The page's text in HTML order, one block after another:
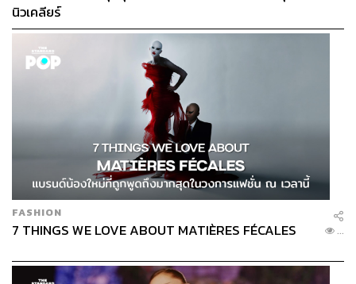
นิวเคลียร์
FASHION
7 THINGS WE LOVE ABOUT MATIÈRES FÉCALES ...